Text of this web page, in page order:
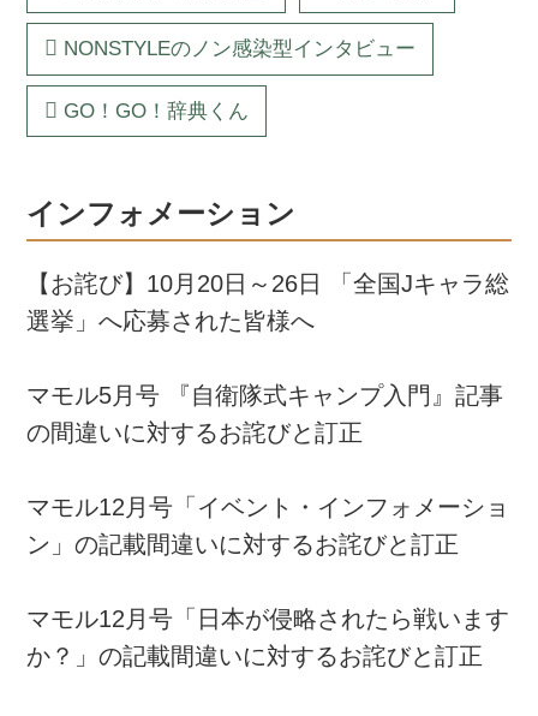
NONSTYLEのノン感染型インタビュー
GO！GO！辞典くん
インフォメーション
【お詫び】10月20日～26日 「全国Jキャラ総
選挙」へ応募された皆様へ
マモル5月号 『自衛隊式キャンプ入門』記事
の間違いに対するお詫びと訂正
マモル12月号「イベント・インフォメーショ
ン」の記載間違いに対するお詫びと訂正
マモル12月号「日本が侵略されたら戦います
か？」の記載間違いに対するお詫びと訂正